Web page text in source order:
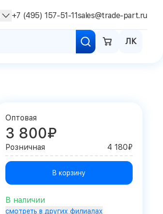
ЛК
+7 (495) 157-51-11sales@trade-part.ru
Оптовая
3 800₽
Розничная 4 180₽
В корзину
В наличии
смотреть в других филиалах